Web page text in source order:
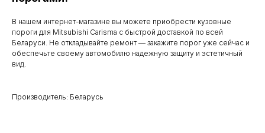
В нашем интернет-магазине вы можете приобрести кузовные
пороги для Mitsubishi Carisma с быстрой доставкой по всей
Беларуси. Не откладывайте ремонт — закажите порог уже сейчас и
обеспечьте своему автомобилю надежную защиту и эстетичный
вид.
Производитель: Беларусь
Телефоны для связи
+37529 231 88 27